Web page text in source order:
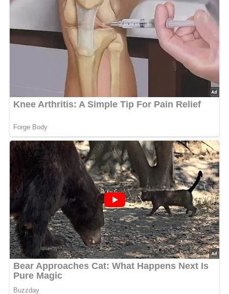
Anzahl der Portionen
Dieses Rezept ergibt etwa 4 Weckgläser à 500 ml, also
genug für 8 bis 10 Portionen, je nachdem, wie großzügig
du das Lecso servierst.
Zutaten
2 kg Tomaten
1 kg Paprikaschoten
200 g Gänsefett
2 TL Salz